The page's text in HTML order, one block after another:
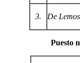
3. De
Puesto